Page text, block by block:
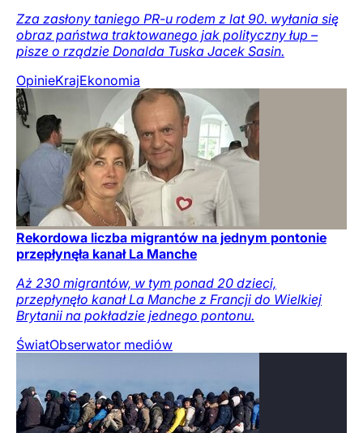
Zza zasłony taniego PR-u rodem z lat 90. wyłania się
obraz państwa traktowanego jak polityczny łup –
pisze o rządzie Donalda Tuska Jacek Sasin.
OpinieKrajEkonomia
Rekordowa liczba migrantów na jednym pontonie
przepłynęła kanał La Manche
Aż 230 migrantów, w tym ponad 20 dzieci,
przepłynęło kanał La Manche z Francji do Wielkiej
Brytanii na pokładzie jednego pontonu.
ŚwiatObserwator mediów